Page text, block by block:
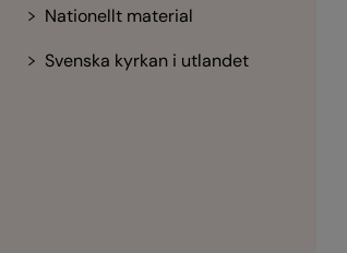
Nationellt material
Svenska kyrkan i utlandet